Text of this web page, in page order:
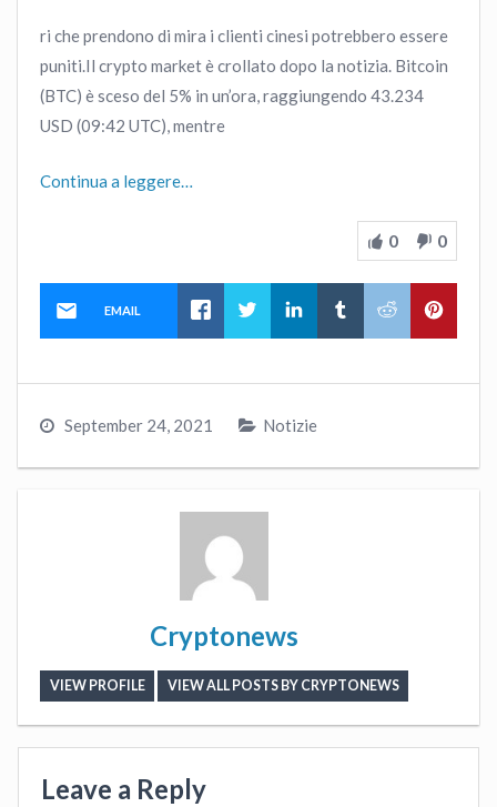
ri che prendono di mira i clienti cinesi potrebbero essere
puniti.Il crypto market è crollato dopo la notizia. Bitcoin
(BTC) è sceso del 5% in un’ora, raggiungendo 43.234
USD (09:42 UTC), mentre
Continua a leggere…
0 0
EMAIL
September 24, 2021 Notizie
Cryptonews
VIEW PROFILE VIEW ALL POSTS BY CRYPTONEWS
Leave a Reply